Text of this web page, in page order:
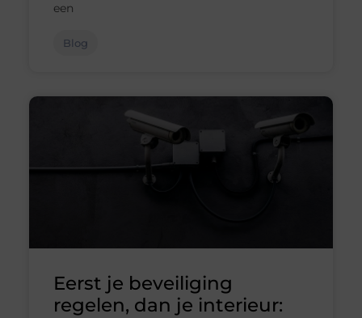
een
Blog
Eerst je beveiliging
regelen, dan je interieur: